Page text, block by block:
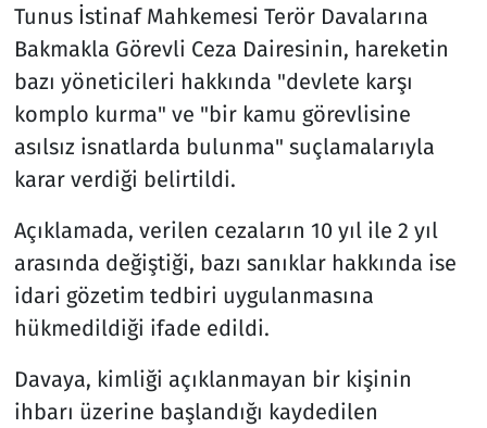
Tunus İstinaf Mahkemesi Terör Davalarına
Bakmakla Görevli Ceza Dairesinin, hareketin
bazı yöneticileri hakkında "devlete karşı
komplo kurma" ve "bir kamu görevlisine
asılsız isnatlarda bulunma" suçlamalarıyla
karar verdiği belirtildi.
Açıklamada, verilen cezaların 10 yıl ile 2 yıl
arasında değiştiği, bazı sanıklar hakkında ise
idari gözetim tedbiri uygulanmasına
hükmedildiği ifade edildi.
Davaya, kimliği açıklanmayan bir kişinin
ihbarı üzerine başlandığı kaydedilen